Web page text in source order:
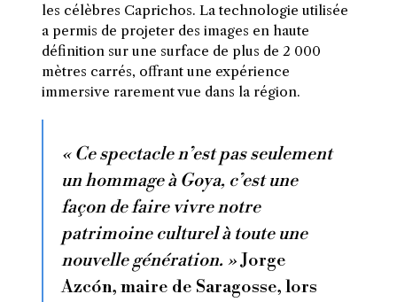
les célèbres Caprichos. La technologie utilisée
a permis de projeter des images en haute
définition sur une surface de plus de 2 000
mètres carrés, offrant une expérience
immersive rarement vue dans la région.
« Ce spectacle n’est pas seulement
un hommage à Goya, c’est une
façon de faire vivre notre
patrimoine culturel à toute une
nouvelle génération. »Jorge
Azcón, maire de Saragosse, lors